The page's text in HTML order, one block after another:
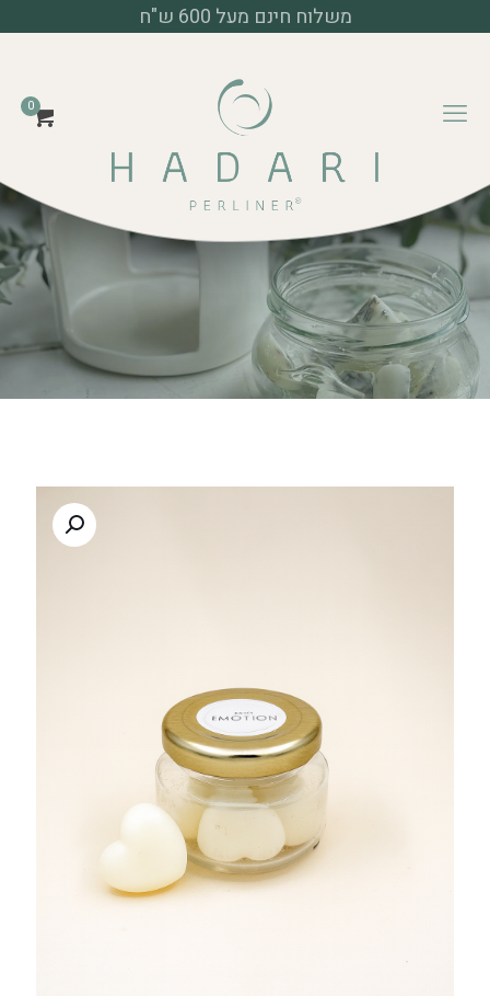
משלוח חינם מעל 600 ש"ח
0 דף הבית
צנצנת מיני Emotion